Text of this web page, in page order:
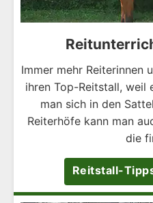
Immer mehr Reiterinnen
ihren Top-Reitstall, weil
man sich in den
Reiterhöfe kann man
die
Reitstall-